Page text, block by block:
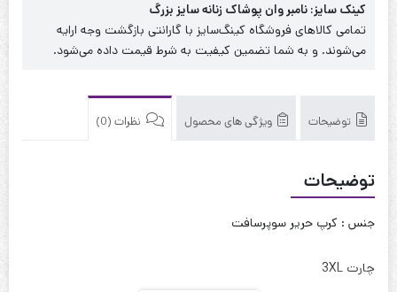
زنانه
سایز
بزرگ
کینک سایز: نامبر وان پوشاک زنانه سایز بزرگ
تمامی کالاهای فروشگاه کینگ‌سایز با گارانتی بازگشت وجه ارایه
می‌شوند. و به شما تضمین کیفیت به شرط قیمت داده می‌شود.
توضیحات ویژگی های محصول نظرات (0)
توضیحات
جنس : کرپ حریر سوپرسافت
چارت 3XL